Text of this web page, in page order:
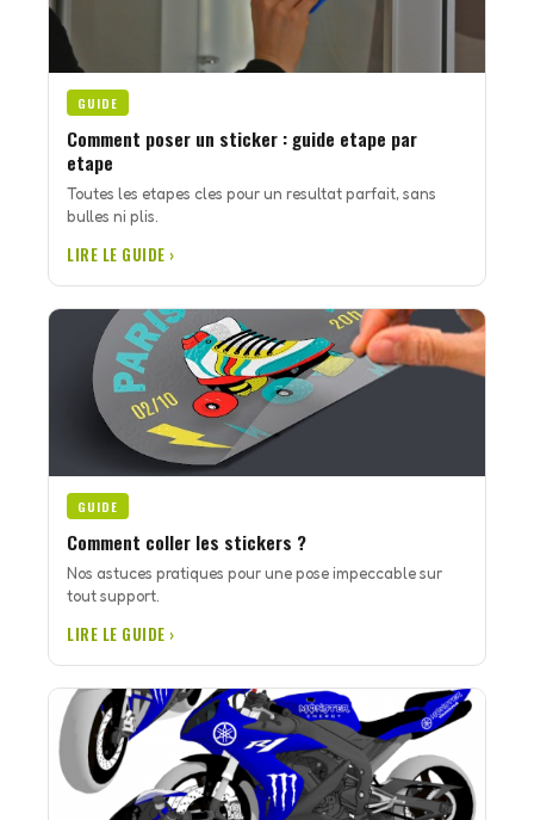
GUIDE
Comment poser un sticker : guide etape par
etape
Toutes les etapes cles pour un resultat parfait, sans
bulles ni plis.
LIRE LE GUIDE ›
GUIDE
Comment coller les stickers ?
Nos astuces pratiques pour une pose impeccable sur
tout support.
LIRE LE GUIDE ›